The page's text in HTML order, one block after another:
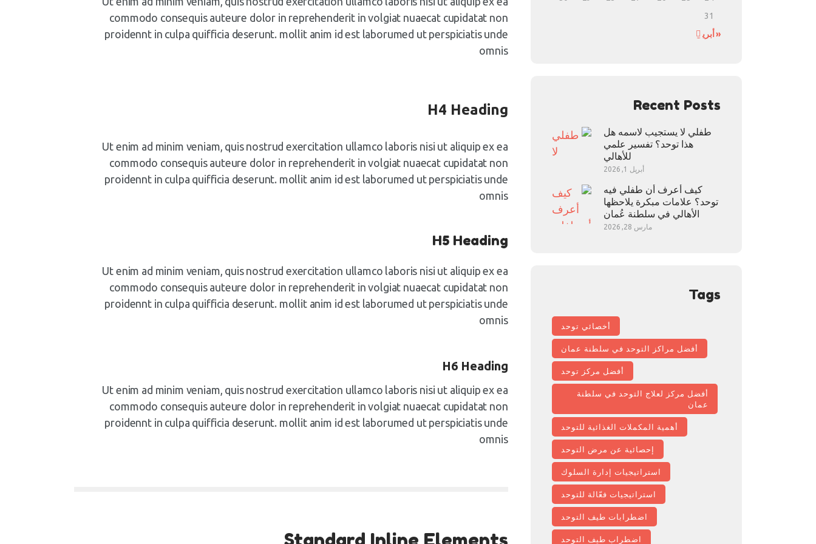
commodo consequis auteure dolor in reprehenderit in volgiat nuaecat cupidatat non
proidennt in culpa quifficia deserunt. mollit anim id est laborumed ut perspiciatis unde
omnis
H4 Heading
Ut enim ad minim veniam, quis nostrud exercitation ullamco laboris nisi ut aliquip ex ea
commodo consequis auteure dolor in reprehenderit in volgiat nuaecat cupidatat non
proidennt in culpa quifficia deserunt. mollit anim id est laborumed ut perspiciatis unde
omnis
H5 Heading
Ut enim ad minim veniam, quis nostrud exercitation ullamco laboris nisi ut aliquip ex ea
commodo consequis auteure dolor in reprehenderit in volgiat nuaecat cupidatat non
proidennt in culpa quifficia deserunt. mollit anim id est laborumed ut perspiciatis unde
omnis
H6 Heading
Ut enim ad minim veniam, quis nostrud exercitation ullamco laboris nisi ut aliquip ex ea
commodo consequis auteure dolor in reprehenderit in volgiat nuaecat cupidatat non
proidennt in culpa quifficia deserunt. mollit anim id est laborumed ut perspiciatis unde
omnis
31
« أبريل
Recent Posts
طفلي لا يستجيب لاسمه هل
هذا توحد؟ تفسير علمي
للأهالي
أبريل 1, 2026
كيف أعرف أن طفلي فيه
توحد؟ علامات مبكرة يلاحظها
الأهالي في سلطنة عُمان
مارس 28, 2026
Tags
أخصائي توحد
أفضل مراكز التوحد في سلطنة عمان
أفضل مركز توحد
أفضل مركز لعلاج التوحد في سلطنة
عمان
أهمية المكملات الغذائية للتوحد
إحصائية عن مرض التوحد
استراتيجيات إدارة السلوك
استراتيجيات فعّالة للتوحد
اضطرابات طيف التوحد
اضطراب طيف التوحد